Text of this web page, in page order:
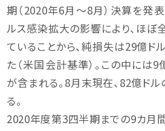
期（2020年6月～8月）決算を発
ルス感染拡大の影響により、ほ
ていることから、純損失は29億ド
た（米国会計基準）。この中には
が含まれる。8月末現在、82億ド
る。
2020年度第3四半期までの9カ月